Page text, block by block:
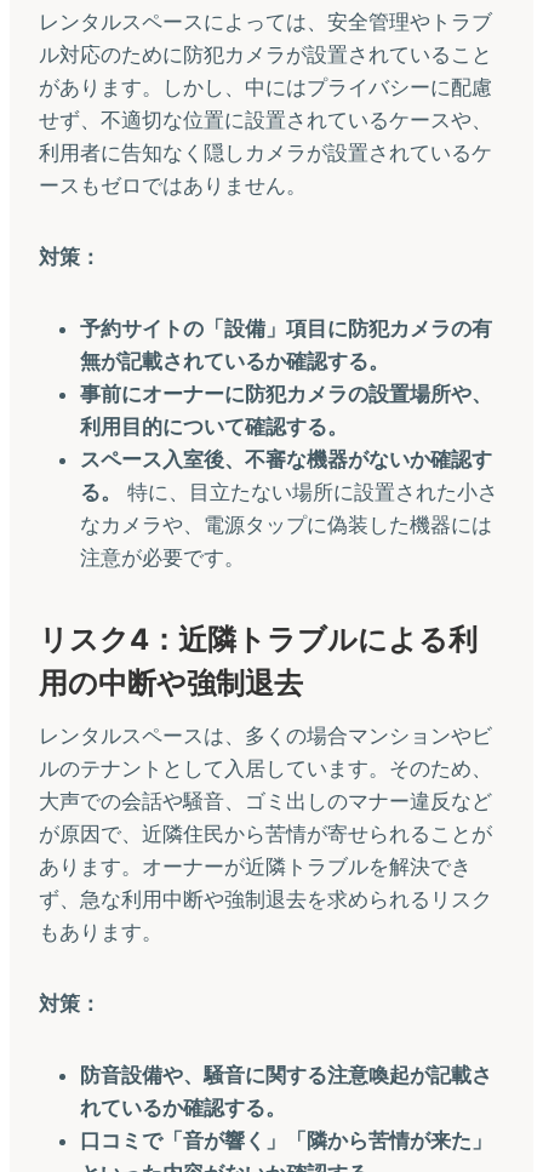
レンタルスペースによっては、安全管理やトラブ
ル対応のために防犯カメラが設置されていること
があります。しかし、中にはプライバシーに配慮
せず、不適切な位置に設置されているケースや、
利用者に告知なく隠しカメラが設置されているケ
ースもゼロではありません。
対策：
予約サイトの「設備」項目に防犯カメラの有
無が記載されているか確認する。
事前にオーナーに防犯カメラの設置場所や、
利用目的について確認する。
スペース入室後、不審な機器がないか確認す
る。
特に、目立たない場所に設置された小さ
なカメラや、電源タップに偽装した機器には
注意が必要です。
リスク4：近隣トラブルによる利
用の中断や強制退去
レンタルスペースは、多くの場合マンションやビ
ルのテナントとして入居しています。そのため、
大声での会話や騒音、ゴミ出しのマナー違反など
が原因で、近隣住民から苦情が寄せられることが
あります。オーナーが近隣トラブルを解決でき
ず、急な利用中断や強制退去を求められるリスク
もあります。
対策：
防音設備や、騒音に関する注意喚起が記載さ
れているか確認する。
口コミで「音が響く」「隣から苦情が来た」